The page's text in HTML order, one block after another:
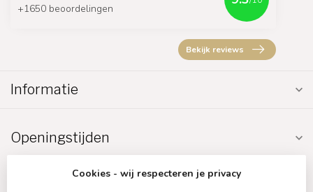
+1650 beoordelingen
Bekijk reviews
Informatie
Openingstijden
Cookies - wij respecteren je privacy